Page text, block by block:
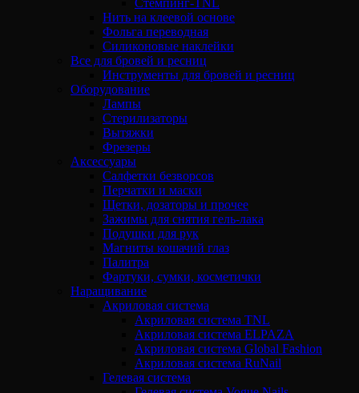
Стемпинг-TNL
Нить на клеевой основе
Фольга переводная
Силиконовые наклейки
Все для бровей и ресниц
Инструменты для бровей и ресниц
Оборудование
Лампы
Стерилизаторы
Вытяжки
Фрезеры
Аксессуары
Салфетки безворсов
Перчатки и маски
Щетки, дозаторы и прочее
Зажимы для снятия гель-лака
Подушки для рук
Магниты кошачий глаз
Палитра
Фартуки, сумки, косметички
Наращивание
Акриловая система
Акриловая система TNL
Акриловая система ELPAZA
Акриловая система Global Fashion
Акриловая система RuNail
Гелевая система